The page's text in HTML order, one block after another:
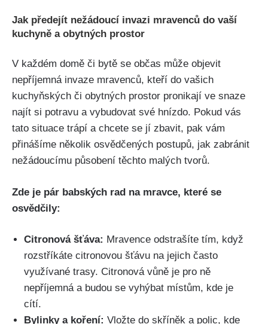
Jak ‌předejít nežádoucí invazi mravenců do vaší
kuchyně a obytných prostor
V⁣ každém domě či bytě se ⁤občas může objevit
nepříjemná invaze mravenců, kteří do vašich
kuchyňských⁣ či obytných prostor pronikají ve snaze
najít si potravu a vybudovat své hnízdo. Pokud vás
tato situace trápí a chcete se jí zbavit, pak vám
přinášíme několik ⁤osvědčených postupů, jak​ zabránit
nežádoucímu působení těchto malých ​tvorů. ‌
Zde je pár babských rad na mravce,‌ které‌ se
osvědčily:
Citronová šťáva: Mravence odstrašíte tím, když
rozstříkáte citronovou​ šťávu na jejich často
využívané trasy. ⁢Citronová vůně je pro⁣ ně ​
nepříjemná a budou se vyhýbat místům,⁢ kde je
cítí.
Bylinky a​ koření: ⁢Vložte‍ do skříněk a‌ polic, kde